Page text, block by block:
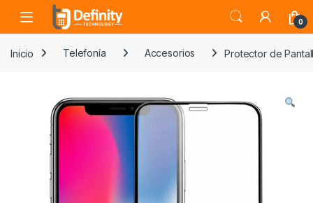
Skip to navigation
Skip to content
Open 0
Inicio Telefonía Accesorios Protector de